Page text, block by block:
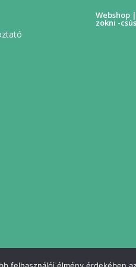
Webshop
zokni -